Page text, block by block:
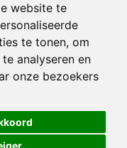
website te
te tonen, om
analyseren en
onze bezoekers
is een onderdeel van